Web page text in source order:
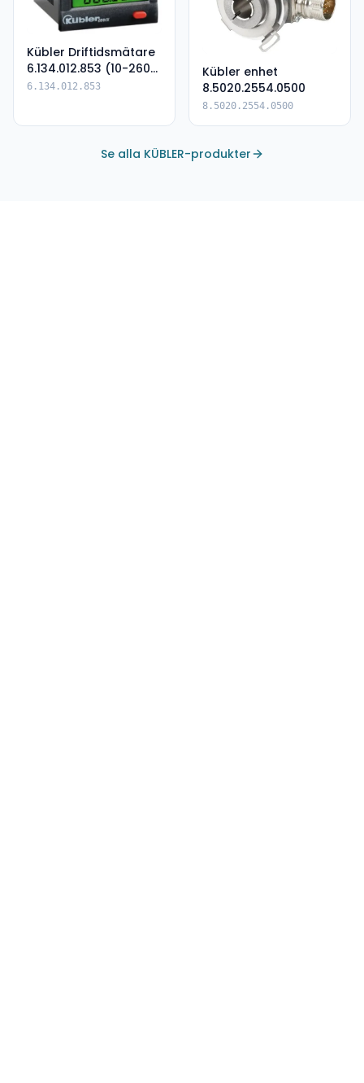
Kübler Driftidsmätare
6.134.012.853 (10-260
AC/DC PNP)
6.134.012.853
Kübler enhet
8.5020.2554.0500
8.5020.2554.0500
Se alla KÜBLER-produkter